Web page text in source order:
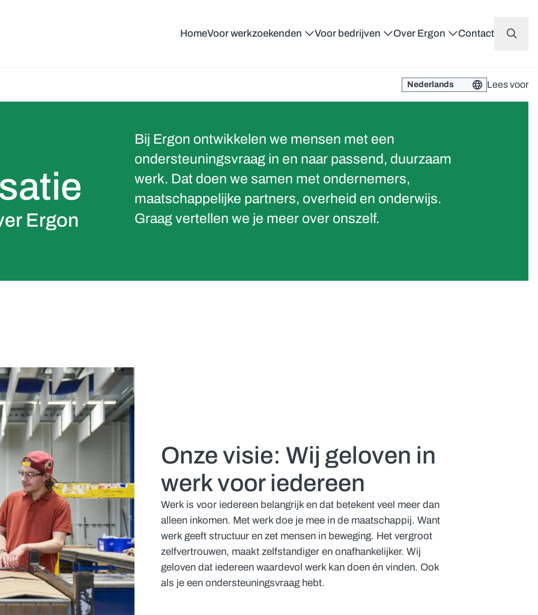
HomeVoor werkzoekenden Voor bedrijven Over Ergon Contact
Lees voor
Ergon
Bij Ergon ontwikkelen we mensen met een
ondersteuningsvraag in en naar passend, duurzaam
werk. Dat doen we samen met ondernemers,
maatschappelijke partners, overheid en onderwijs.
Graag vertellen we je meer over onszelf.
Onze visie: Wij geloven in
werk voor iedereen
Werk is voor iedereen belangrijk en dat betekent veel meer dan
alleen inkomen. Met werk doe je mee in de maatschappij. Want
werk geeft structuur en zet mensen in beweging. Het vergroot
zelfvertrouwen, maakt zelfstandiger en onafhankelijker. Wij
geloven dat iedereen waardevol werk kan doen én vinden. Ook
als je een ondersteuningsvraag hebt.